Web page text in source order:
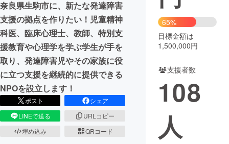
まちづくり・地域活性化
CAMPFIRE for Social Good
CAMPFIRE Creation
CAMPFIREふるさと納税machi-ya コミュニティ
奈良県生駒市に、新たな発達障害
支援の拠点を作りたい！児童精神
科医、臨床心理士、教師、特別支
援教育や心理学を学ぶ学生が手を
取り、発達障害児やその家族に役
に立つ支援を継続的に提供できる
NPOを設立します！
ポスト
シェア
LINEで送る
URLコピー
埋め込み
QRコード
65%
目標金額は
1,500,000円
支援者数
108
人